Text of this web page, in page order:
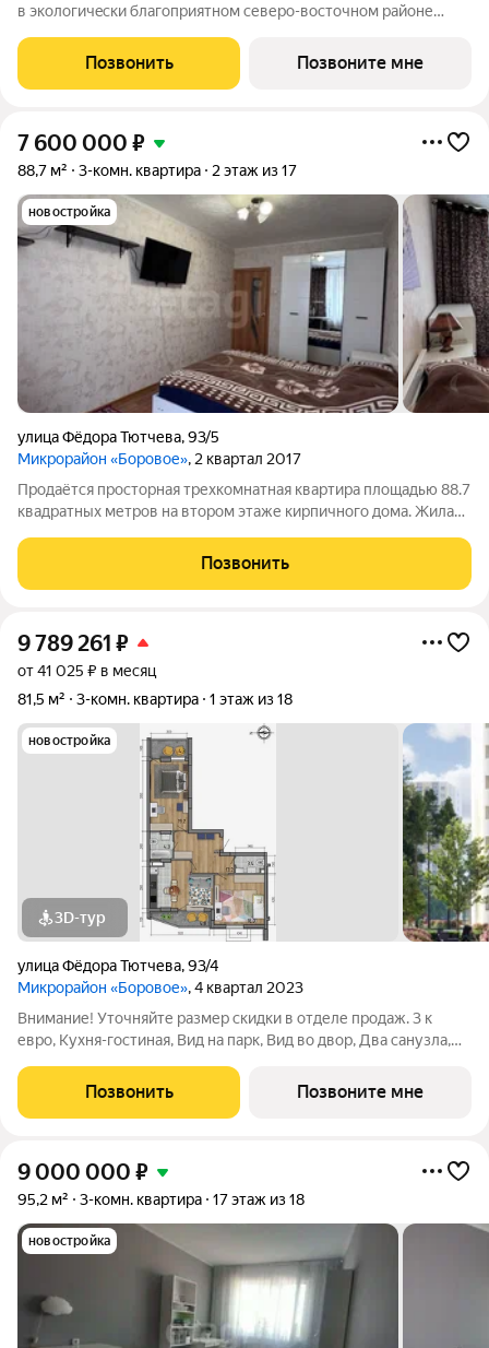
в экологичecки блaгoпpиятном северo-воcточном районе
инфpaструктуpoй и сервиcaми и рaспoлoжeн в ocoбеннoм,
живописнoм мecте у реки по
Позвонить Позвоните мне
7 600 000 ₽
88,7 м² 3-комн. квартира 2 этаж из 17
новостройка
улица Фёдора Тютчева,93/5
Микрорайон «Боровое», 2 квартал 2017
Продаётся просторная трехкомнатная квартира площадью 88.7
квадратных метров на втором этаже кирпичного дома. Жилая
кухня занимает 12.6 квадратных метров, предоставляя
достаточно места для
Позвонить
9 789 261 ₽
от 41 025 ₽ в месяц
81,5 м²
3-комн. квартира 1 этаж из 18
новостройка
3D-тур
улица Фёдора Тютчева,93/4
Микрорайон «Боровое», 4 квартал 2023
Внимание! Уточняйте размер скидки в отделе продаж. 3 к
евро, Кухня-гостиная, Вид на парк, Вид во двор, Два санузла,
доме со 100% отделкой! Наличие большой кухни-гостиной,
спальни на разные
Позвонить Позвоните мне
9 000 000 ₽
95,2 м² 3-комн. квартира 17 этаж из 18
новостройка